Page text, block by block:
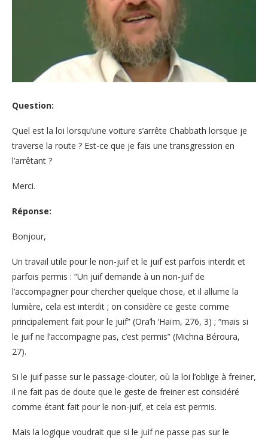
Question:
Quel est la loi lorsqu’une voiture s’arrête Chabbath lorsque je
traverse la route ? Est-ce que je fais une transgression en
l’arrêtant ?
Merci.
Réponse:
Bonjour,
Un travail utile pour le non-juif et le juif est parfois interdit et
parfois permis : “Un juif demande à un non-juif de
l’accompagner pour chercher quelque chose, et il allume la
lumière, cela est interdit ; on considère ce geste comme
principalement fait pour le juif” (Ora’h ‘Haïm, 276, 3) ; “mais si
le juif ne l’accompagne pas, c’est permis” (Michna Béroura,
27).
Si le juif passe sur le passage-clouter, où la loi l’oblige à freiner,
il ne fait pas de doute que le geste de freiner est considéré
comme étant fait pour le non-juif, et cela est permis.
Mais la logique voudrait que si le juif ne passe pas sur le